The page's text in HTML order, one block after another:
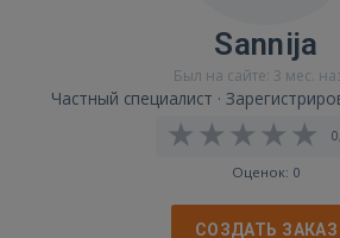
Sannija
Был на сайте: 3 мес.
Частный специалист ·
Оценок: 0
СОЗДАТЬ ЗАКАЗ